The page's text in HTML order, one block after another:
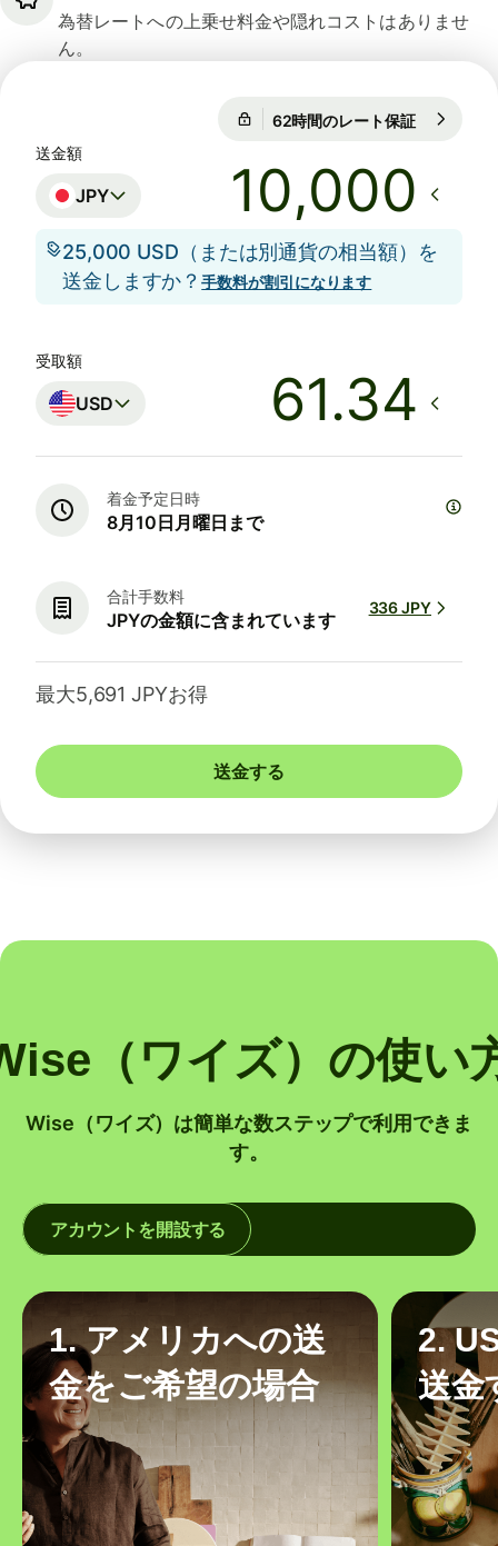
為替レートへの上乗せ料金や隠れコストはありませ
ん。
62時間のレート保証
送金額
JPY
25,000 USD（または別通貨の相当額）を
送金しますか？手数料が割引になります
受取額
USD
着金予定日時
8月10日月曜日まで
合計手数料
JPYの金額に含まれています
336 JPY
最大5,691 JPYお得
送金する
（ワイズ）の使い
Wise（ワイズ）は簡単な数ステップで利用できま
す。
アカウントを開設する
1. アメリカへの送
金をご希望の場合
2.
送金